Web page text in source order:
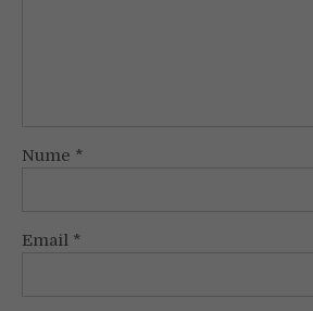
Nume *
Email *